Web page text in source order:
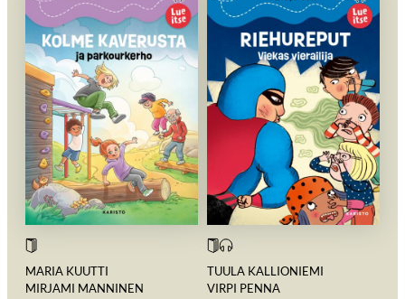
MARIA KUUTTI
MIRJAMI MANNINEN
TUULA KALLIONIEMI
VIRPI PENNA